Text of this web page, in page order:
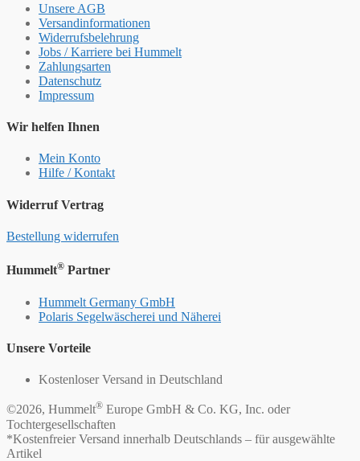
Unsere AGB
Versandinformationen
Widerrufsbelehrung
Jobs / Karriere bei Hummelt
Zahlungsarten
Datenschutz
Impressum
Wir helfen Ihnen
Mein Konto
Hilfe / Kontakt
Widerruf Vertrag
Bestellung widerrufen
Hummelt® Partner
Hummelt Germany GmbH
Polaris Segelwäscherei und Näherei
Unsere Vorteile
Kostenloser Versand in Deutschland
©2026, Hummelt® Europe GmbH & Co. KG, Inc. oder
Tochtergesellschaften
*Kostenfreier Versand innerhalb Deutschlands – für ausgewählte
Artikel